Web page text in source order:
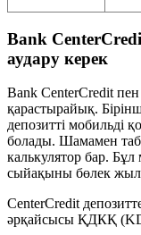
Bank
аудару керек
Bank CenterCredit
қарастырайық.
депозитті мобильді
болады. Шамамен
калькулятор бар.
сыйақыны бөлек
CenterCredit
әрқайсысы ҚДКҚ